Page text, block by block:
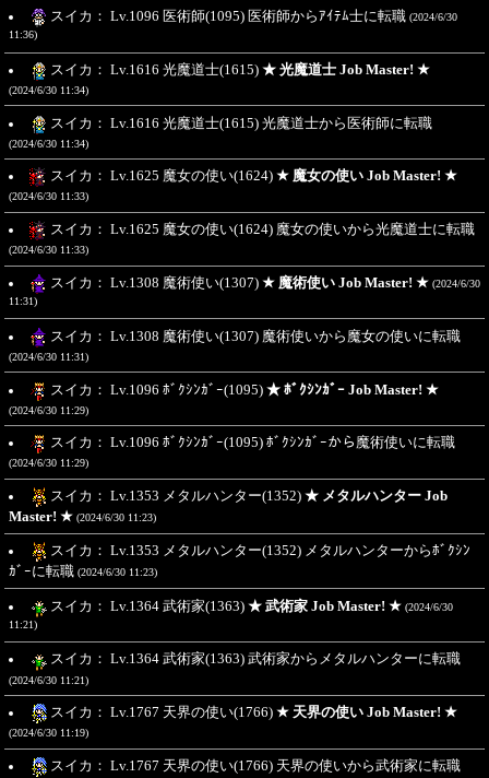
スイカ： Lv.1096 医術師(1095) 医術師からｱｲﾃﾑ士に転職 (2024/6/30
11:36)
スイカ： Lv.1616 光魔道士(1615) ★ 光魔道士 Job Master! ★
(2024/6/30 11:34)
スイカ： Lv.1616 光魔道士(1615) 光魔道士から医術師に転職
(2024/6/30 11:34)
スイカ： Lv.1625 魔女の使い(1624) ★ 魔女の使い Job Master! ★
(2024/6/30 11:33)
スイカ： Lv.1625 魔女の使い(1624) 魔女の使いから光魔道士に転職
(2024/6/30 11:33)
スイカ： Lv.1308 魔術使い(1307) ★ 魔術使い Job Master! ★ (2024/6/30
11:31)
スイカ： Lv.1308 魔術使い(1307) 魔術使いから魔女の使いに転職
(2024/6/30 11:31)
スイカ： Lv.1096 ﾎﾞｸｼﾝｶﾞｰ(1095) ★ ﾎﾞｸｼﾝｶﾞｰ Job Master! ★
(2024/6/30 11:29)
スイカ： Lv.1096 ﾎﾞｸｼﾝｶﾞｰ(1095) ﾎﾞｸｼﾝｶﾞｰから魔術使いに転職
(2024/6/30 11:29)
スイカ： Lv.1353 メタルハンター(1352) ★ メタルハンター Job
Master! ★ (2024/6/30 11:23)
スイカ： Lv.1353 メタルハンター(1352) メタルハンターからﾎﾞｸｼﾝ
ｶﾞｰに転職 (2024/6/30 11:23)
スイカ： Lv.1364 武術家(1363) ★ 武術家 Job Master! ★ (2024/6/30
11:21)
スイカ： Lv.1364 武術家(1363) 武術家からメタルハンターに転職
(2024/6/30 11:21)
スイカ： Lv.1767 天界の使い(1766) ★ 天界の使い Job Master! ★
(2024/6/30 11:19)
スイカ： Lv.1767 天界の使い(1766) 天界の使いから武術家に転職